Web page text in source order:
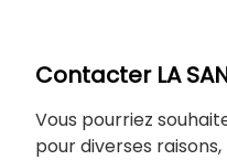
Contacter LA
Vous pourriez
pour diverses